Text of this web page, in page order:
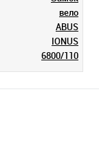
вело
ABUS
IONUS
6800/110